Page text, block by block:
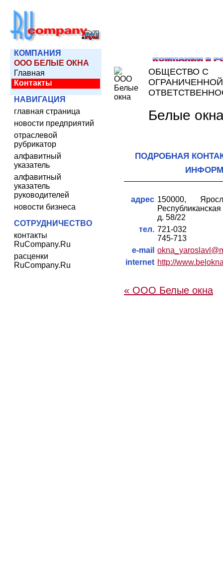
КОМПАНИЯ
ООО БЕЛЫЕ ОКНА
Главная
Контакты
НАВИГАЦИЯ
главная страница
новости предприятий
отраслевой
рубрикатор
алфавитный
указатель
алфавитный
указатель
руководителей
новости бизнеса
СОТРУДНИЧЕСТВО
контакты
RuCompany.Ru
расценки
RuCompany.Ru
ОБЩЕСТВО С
ОГРАНИЧЕННОЙ
Белые
ПОДРОБНАЯ
адрес 150000,
д. 58/22
тел. 721-032
745-713
e-mail
internet http://
« ООО Белые окна